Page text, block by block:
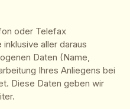
oder Telefax
aller daraus
Daten (Name,
Ihres Anliegens bei
Diese Daten geben wir